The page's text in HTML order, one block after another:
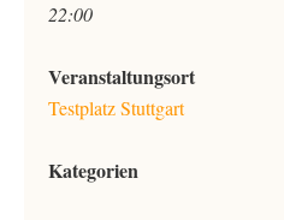
22:00
Veranstaltungsort
Testplatz Stuttgart
Kategorien